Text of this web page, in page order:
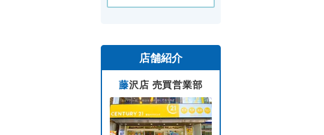
店舗紹介
藤沢店 売買営業部